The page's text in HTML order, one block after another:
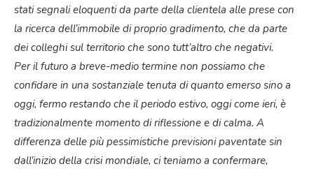
stati segnali eloquenti da parte della clientela alle prese con
la ricerca dell’immobile di proprio gradimento, che da parte
dei colleghi sul territorio che sono tutt’altro che negativi.
Per il futuro a breve-medio termine non possiamo che
confidare in una sostanziale tenuta di quanto emerso sino a
oggi, fermo restando che il periodo estivo, oggi come ieri, è
tradizionalmente momento di riflessione e di calma. A
differenza delle più pessimistiche previsioni paventate sin
dall’inizio della crisi mondiale, ci teniamo a confermare,